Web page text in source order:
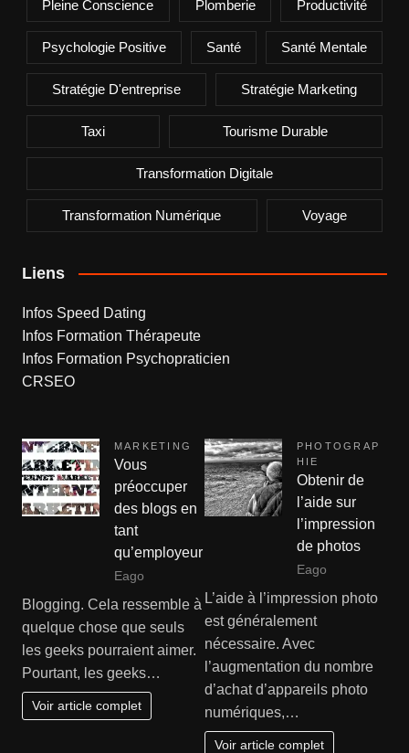
Pleine Conscience Plomberie Productivité
Psychologie Positive Santé Santé Mentale
Stratégie D'entreprise Stratégie Marketing
Taxi Tourisme Durable
Transformation Digitale
Transformation Numérique Voyage
Liens
Infos Speed Dating
Infos Formation Thérapeute
Infos Formation Psychopraticien
CRSEO
MARKETING
Vous
préoccuper
des blogs en
tant
qu’employeur
Eago
Blogging. Cela ressemble à
quelque chose que seuls
les geeks pourraient aimer.
Pourtant, les geeks…
Voir article complet
PHOTOGRAP
HIE
Obtenir de
l’aide sur
l’impression
de photos
Eago
L’aide à l’impression photo
est généralement
nécessaire. Avec
l’augmentation du nombre
d’achat d’appareils photo
numériques,…
Voir article complet